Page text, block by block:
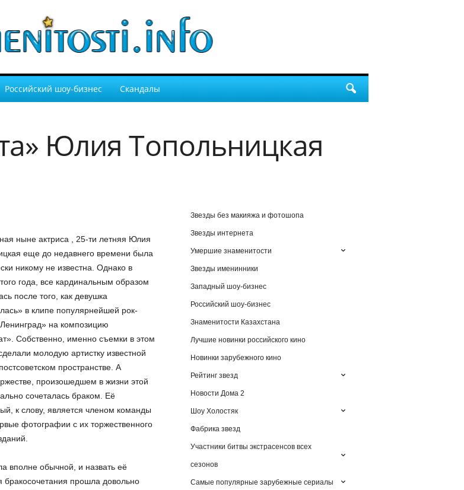
Российский шоу-бизнес Скандалы
Юлия Топольницкая
ныне актриса , 25-ти летняя Юлия
еще до недавнего времени была
никому не известна. Однако в
года, все кардинальным образом
после того, как девушка
в клипе популярнейшей рок-
на композицию
Собственно, именно съемки в этом
молодую артистку известной
пространстве. А
произошедшем в жизни этой
сочеталась браком. Её
к слову, является членом команды
фотографии с их торжественного
вполне обычной, и назвать её
прошла довольно
Звезды без макияжа и фотошопа
Звезды интернета
Умершие знаменитости
Звезды именинники
Западный шоу-бизнес
Российский шоу-бизнес
Знаменитости Казахстана
Лучшие новинки российского кино
Новинки зарубежного кино
Рейтинг звезд
Новости Дома 2
Шоу Холостяк
Фабрика звезд
Участники битвы экстрасенсов всех
сезонов
Самые популярные зарубежные сериалы